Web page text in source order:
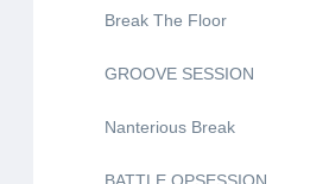
Break The Floor
GROOVE SESSION
Nanterious Break